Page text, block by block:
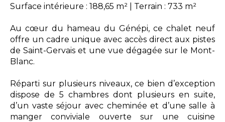
Surface intérieure : 188,65 m² | Terrain : 733 m²
Au cœur du hameau du Génépi, ce chalet neuf
offre un cadre unique avec accès direct aux pistes
de Saint-Gervais et une vue dégagée sur le Mont-
Blanc.
Réparti sur plusieurs niveaux, ce bien d’exception
dispose de 5 chambres dont plusieurs en suite,
d’un vaste séjour avec cheminée et d’une salle à
manger conviviale ouverte sur une cuisine